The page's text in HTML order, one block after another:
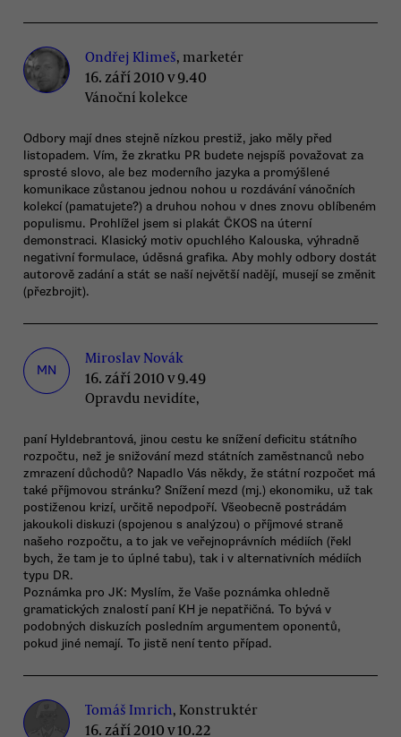
Ondřej Klimeš, marketér
16. září 2010 v 9.40
Vánoční kolekce
Odbory mají dnes stejně nízkou prestiž, jako měly před
listopadem. Vím, že zkratku PR budete nejspíš považovat za
sprosté slovo, ale bez moderního jazyka a promýšlené
komunikace zůstanou jednou nohou u rozdávání vánočních
kolekcí (pamatujete?) a druhou nohou v dnes znovu oblíbeném
populismu. Prohlížel jsem si plakát ČKOS na úterní
demonstraci. Klasický motiv opuchlého Kalouska, výhradně
negativní formulace, úděsná grafika. Aby mohly odbory dostát
autorově zadání a stát se naší největší nadějí, musejí se změnit
(přezbrojit).
MN
Miroslav Novák
16. září 2010 v 9.49
Opravdu nevidíte,
paní Hyldebrantová, jinou cestu ke snížení deficitu státního
rozpočtu, než je snižování mezd státních zaměstnanců nebo
zmrazení důchodů? Napadlo Vás někdy, že státní rozpočet má
také příjmovou stránku? Snížení mezd (mj.) ekonomiku, už tak
postiženou krizí, určitě nepodpoří. Všeobecně postrádám
jakoukoli diskuzi (spojenou s analýzou) o příjmové straně
našeho rozpočtu, a to jak ve veřejnoprávních médiích (řekl
bych, že tam je to úplné tabu), tak i v alternativních médiích
typu DR.
Poznámka pro JK: Myslím, že Vaše poznámka ohledně
gramatických znalostí paní KH je nepatřičná. To bývá v
podobných diskuzích posledním argumentem oponentů,
pokud jiné nemají. To jistě není tento případ.
Tomáš Imrich, Konstruktér
16. září 2010 v 10.22